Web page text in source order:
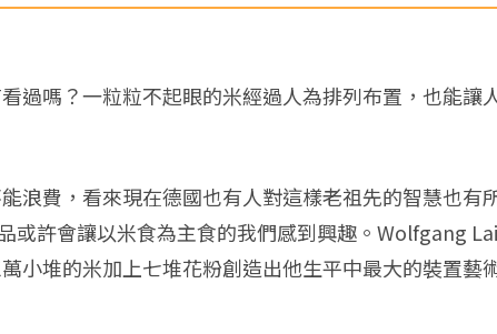
過嗎？一粒粒不起眼的米經過人為排列布置，也能讓
浪費，看來現在德國也有人對這樣老祖先的智慧也有
許會讓以米食為主食的我們感到興趣。Wolfgang
小堆的米加上七堆花粉創造出他生平中最大的裝置